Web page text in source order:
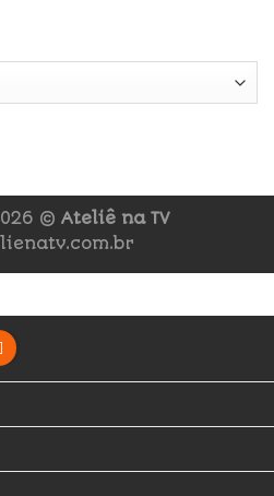
© Ateliê na TV